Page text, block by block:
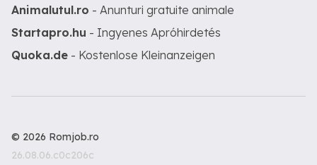
Animalutul.ro - Anunturi gratuite animale
Startapro.hu - Ingyenes Apróhirdetés
Quoka.de - Kostenlose Kleinanzeigen
© 2026 Romjob.ro
26.08.06.c0c206c